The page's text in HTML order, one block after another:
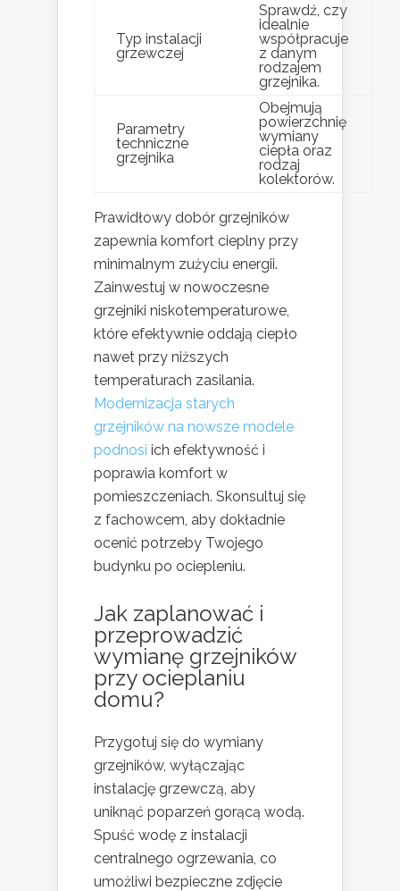
Typ instalacji
grzewczej
Sprawdź, czy
idealnie
współpracuje
z danym
rodzajem
grzejnika.
Parametry
techniczne
grzejnika
Obejmują
powierzchnię
wymiany
ciepła oraz
rodzaj
kolektorów.
Prawidłowy dobór grzejników
zapewnia komfort cieplny przy
minimalnym zużyciu energii.
Zainwestuj w nowoczesne
grzejniki niskotemperaturowe,
które efektywnie oddają ciepło
nawet przy niższych
temperaturach zasilania.
Modernizacja starych
grzejników na nowsze modele
podnosi ich efektywność i
poprawia komfort w
pomieszczeniach. Skonsultuj się
z fachowcem, aby dokładnie
ocenić potrzeby Twojego
budynku po ociepleniu.
Jak zaplanować i
przeprowadzić
wymianę grzejników
przy ocieplaniu
domu?
Przygotuj się do wymiany
grzejników, wyłączając
instalację grzewczą, aby
uniknąć poparzeń gorącą wodą.
Spuść wodę z instalacji
centralnego ogrzewania, co
umożliwi bezpieczne zdjęcie